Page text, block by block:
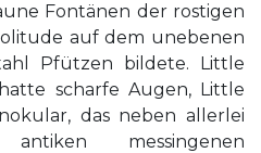
Fontänen der rostigen
auf dem unebenen
Pfützen bildete. Little
scharfe Augen, Little
das neben allerlei
messingenen